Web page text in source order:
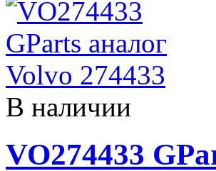
В наличии
VO274433